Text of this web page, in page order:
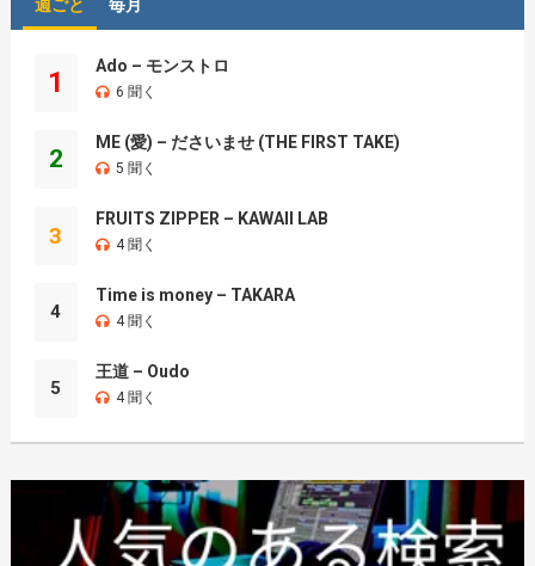
週ごと 毎月
1
Ado – モンストロ
6 聞く
2
ME (愛) – ださいませ (THE FIRST TAKE)
5 聞く
3
FRUITS ZIPPER – KAWAII LAB
4 聞く
4
Time is money – TAKARA
4 聞く
5
王道 – Oudo
4 聞く